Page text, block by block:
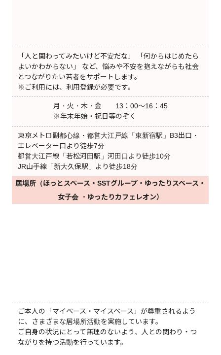
「人と関わってみたいけど不安だな」 「何からはじめたら
よいかわからない」 など、悩みや不安を抱えながらも社会
とつながりたい若者をサポートします。
※ご利用には、利用登録が必要です。
月・火・木・金 13：00～16：45
※年末年始・祝日等のぞく
東京メトロ副都心線・都営大江戸線「東新宿駅」B3出口・
エレベーター口より徒歩7分
都営大江戸線「若松河田駅」河田口より徒歩10分
JR山手線「新大久保駅」より徒歩18分
居場所（ほっとスペース・SSTグループ・ゆったりスペース・
女子会 ・ゆったりカフェレオン）
ご本人の「マイペース・マイスペース」が尊重されるよう
に、さまざまな居場所活動を実施しています。
ご自身の状況にとって無理のないよう、人との関わり・つ
ながりを持つ活動を行っています。